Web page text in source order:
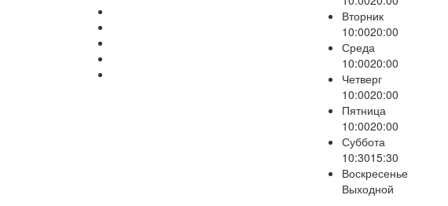
Вторник
10:0020:00
Среда
10:0020:00
Четверг
10:0020:00
Пятница
10:0020:00
Суббота
10:3015:30
Воскресенье
Выходной